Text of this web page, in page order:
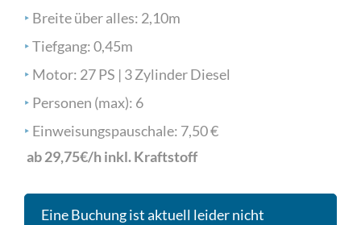
‣ Breite über alles: 2,10m
‣Tiefgang: 0,45m
‣ Motor: 27 PS | 3 Zylinder Diesel
‣ Personen (max): 6
‣ Einweisungspauschale: 7,50 €
ab 29,75€/h inkl. Kraftstoff
Eine Buchung ist aktuell leider nicht